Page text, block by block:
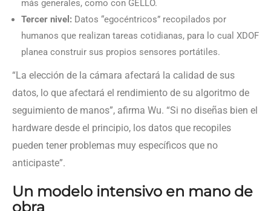
más generales, como con GELLO.
Tercer nivel: Datos “egocéntricos” recopilados por
humanos que realizan tareas cotidianas, para lo cual XDOF
planea construir sus propios sensores portátiles.
“La elección de la cámara afectará la calidad de sus
datos, lo que afectará el rendimiento de su algoritmo de
seguimiento de manos”, afirma Wu. “Si no diseñas bien el
hardware desde el principio, los datos que recopiles
pueden tener problemas muy específicos que no
anticipaste”.
Un modelo intensivo en mano de
obra